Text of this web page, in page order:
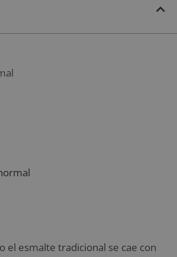
el esmalte tradicional se cae con